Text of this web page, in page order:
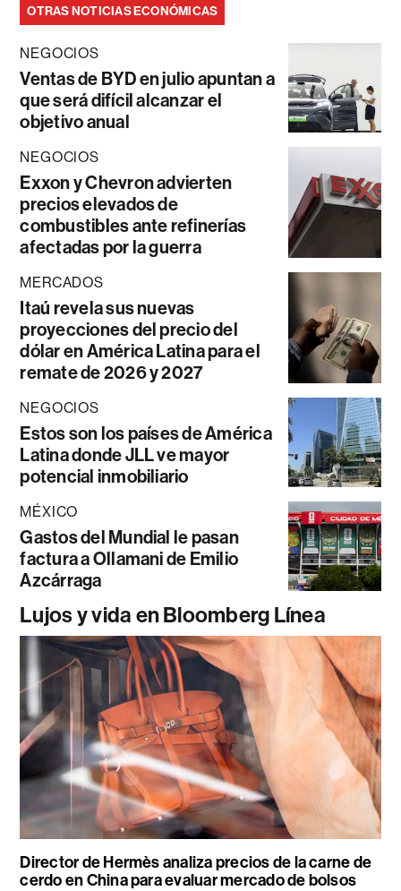
OTRAS NOTICIAS ECONÓMICAS
NEGOCIOS
Ventas de BYD en julio apuntan a
que será difícil alcanzar el
objetivo anual
NEGOCIOS
Exxon y Chevron advierten
precios elevados de
combustibles ante refinerías
afectadas por la guerra
MERCADOS
Itaú revela sus nuevas
proyecciones del precio del
dólar en América Latina para el
remate de 2026 y 2027
NEGOCIOS
Estos son los países de América
Latina donde JLL ve mayor
potencial inmobiliario
MÉXICO
Gastos del Mundial le pasan
factura a Ollamani de Emilio
Azcárraga
Lujos y vida en Bloomberg Línea
Director de Hermès analiza precios de la carne de
cerdo en China para evaluar mercado de bolsos